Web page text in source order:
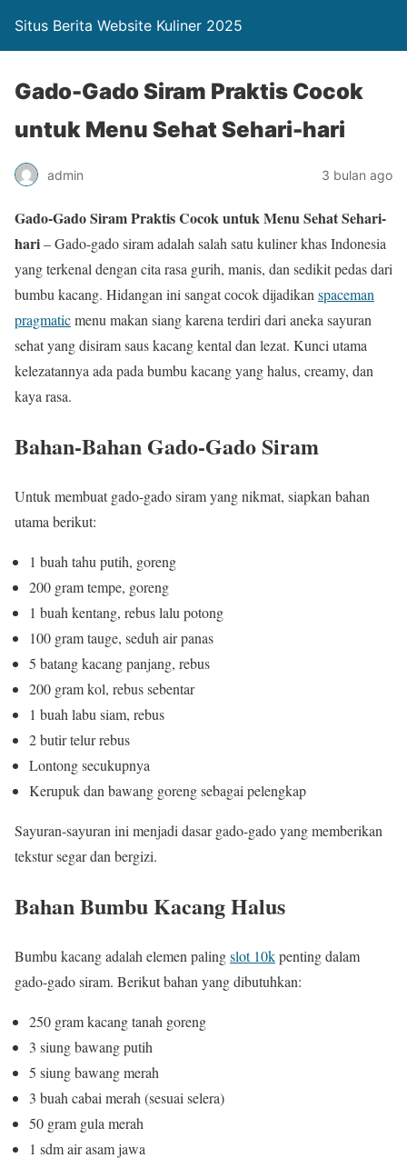
Situs Berita Website Kuliner 2025
Gado-Gado Siram Praktis Cocok
untuk Menu Sehat Sehari-hari
admin 3 bulan ago
Gado-Gado Siram Praktis Cocok untuk Menu Sehat Sehari-
hari– Gado-gado siram adalah salah satu kuliner khas Indonesia
yang terkenal dengan cita rasa gurih, manis, dan sedikit pedas dari
bumbu kacang. Hidangan ini sangat cocok dijadikan spaceman
pragmaticmenu makan siang karena terdiri dari aneka sayuran
sehat yang disiram saus kacang kental dan lezat. Kunci utama
kelezatannya ada pada bumbu kacang yang halus, creamy, dan
kaya rasa.
Bahan-Bahan Gado-Gado Siram
Untuk membuat gado-gado siram yang nikmat, siapkan bahan
utama berikut:
1 buah tahu putih, goreng
200 gram tempe, goreng
1 buah kentang, rebus lalu potong
100 gram tauge, seduh air panas
5 batang kacang panjang, rebus
200 gram kol, rebus sebentar
1 buah labu siam, rebus
2 butir telur rebus
Lontong secukupnya
Kerupuk dan bawang goreng sebagai pelengkap
Sayuran-sayuran ini menjadi dasar gado-gado yang memberikan
tekstur segar dan bergizi.
Bahan Bumbu Kacang Halus
Bumbu kacang adalah elemen palingslot 10kpenting dalam
gado-gado siram. Berikut bahan yang dibutuhkan:
250 gram kacang tanah goreng
3 siung bawang putih
5 siung bawang merah
3 buah cabai merah (sesuai selera)
50 gram gula merah
1 sdm air asam jawa